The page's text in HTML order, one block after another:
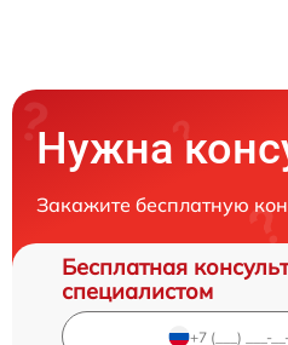
Нужна
Закажите бесплатную
Бесплатная
специалистом